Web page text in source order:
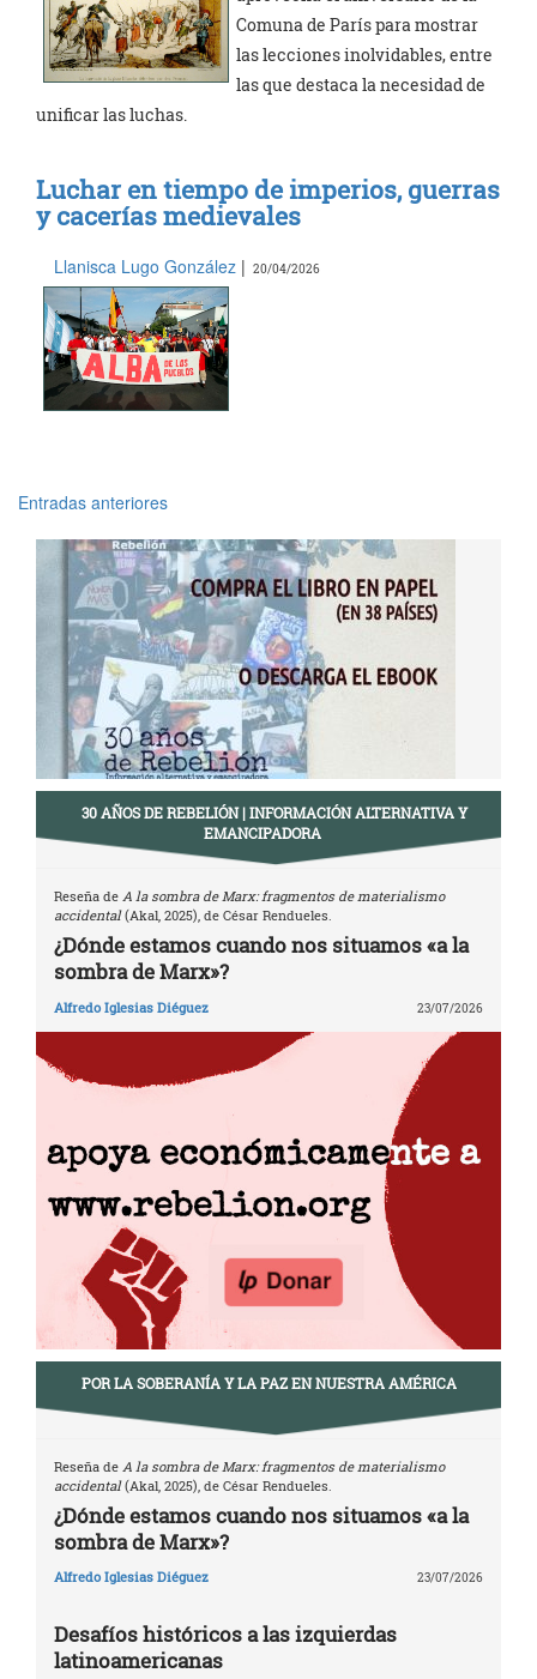
Comuna de París para mostrar
las lecciones inolvidables, entre
las que destaca la necesidad de
unificar las luchas.
Luchar en tiempo de imperios, guerras
y cacerías medievales
Llanisca Lugo González | 20/04/2026
entradas
Entradas anteriores
30 AÑOS DE REBELIÓN | INFORMACIÓN ALTERNATIVA Y
EMANCIPADORA
Reseña de A la sombra de Marx: fragmentos de materialismo
accidental(Akal, 2025), de César Rendueles.
¿Dónde estamos cuando nos situamos «a la
sombra de Marx»?
Alfredo Iglesias Diéguez 23/07/2026
POR LA SOBERANÍA Y LA PAZ EN NUESTRA AMÉRICA
Reseña de A la sombra de Marx: fragmentos de materialismo
accidental(Akal, 2025), de César Rendueles.
¿Dónde estamos cuando nos situamos «a la
sombra de Marx»?
Alfredo Iglesias Diéguez 23/07/2026
Desafíos históricos a las izquierdas
latinoamericanas